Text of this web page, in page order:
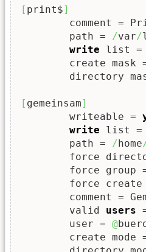
[ print$]
comment =
        path =
/var/
write list =
create mask
directory
[ gemeinsam]
        writeable =
write list =
        path =
/home
force
force group
force create
comment =
        valid
users
        user =
@
create mode